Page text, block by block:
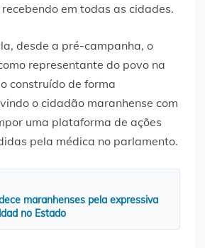
em todas as cidades.
desde a pré-campanha, o
representante do povo na
construído de forma
o cidadão maranhense com
uma plataforma de ações
pela médica no parlamento.
maranhenses pela expressiva
no Estado